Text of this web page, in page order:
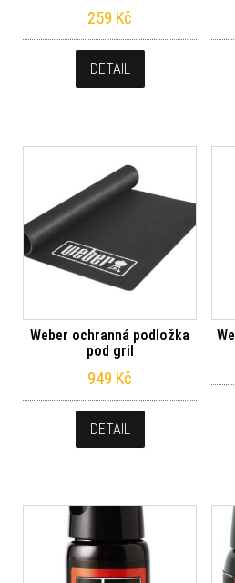
259 Kč
DETAIL
Weber ochranná podložka
pod gril
949 Kč
DETAIL